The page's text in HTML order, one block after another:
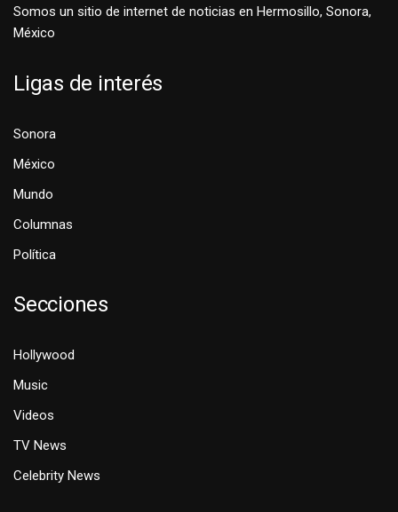
Somos un sitio de internet de noticias en Hermosillo, Sonora,
México
Ligas de interés
Sonora
México
Mundo
Columnas
Política
Secciones
Hollywood
Music
Videos
TV News
Celebrity News